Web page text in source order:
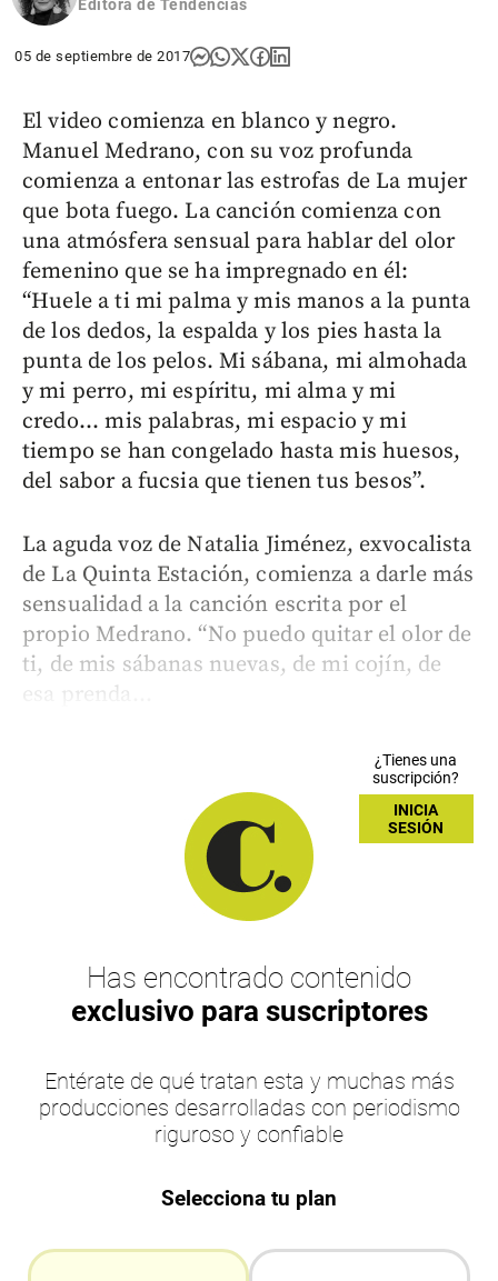
Editora de Tendencias
05 de septiembre de 2017
El video comienza en blanco y negro.
Manuel Medrano, con su voz profunda
comienza a entonar las estrofas de La mujer
que bota fuego. La canción comienza con
una atmósfera sensual para hablar del olor
femenino que se ha impregnado en él:
“Huele a ti mi palma y mis manos a la punta
de los dedos, la espalda y los pies hasta la
punta de los pelos. Mi sábana, mi almohada
y mi perro, mi espíritu, mi alma y mi
credo... mis palabras, mi espacio y mi
tiempo se han congelado hasta mis huesos,
del sabor a fucsia que tienen tus besos”.
La aguda voz de Natalia Jiménez, exvocalista
de La Quinta Estación, comienza a darle más
sensualidad a la canción escrita por el
propio Medrano. “No puedo quitar el olor de
ti, de mis sábanas nuevas, de mi cojín, de
esa prenda...
¿Tienes una
suscripción?
INICIA
SESIÓN
Has encontrado contenido
exclusivo para suscriptores
Entérate de qué tratan esta y muchas más
producciones desarrolladas con periodismo
riguroso y confiable
Selecciona tu plan